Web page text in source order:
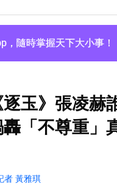
，隨時掌握天下大小事！
玉》張凌赫
「不尊重」
者 黃雅琪